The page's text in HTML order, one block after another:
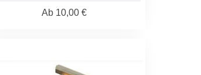
Ab 10,00 €